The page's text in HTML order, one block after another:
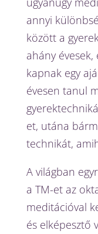
annyi
között a
ahány
kapnak egy
évesen tanul
et, utána
technikát,
A világban
a TM-et az
meditációval
és elképesztő